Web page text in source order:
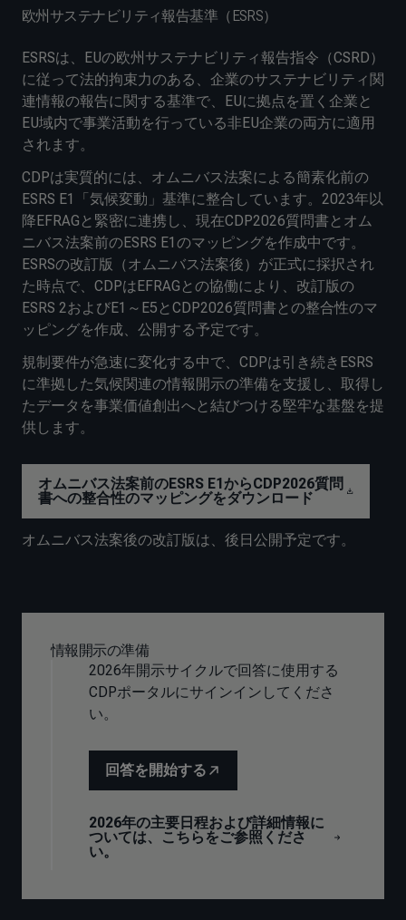
欧州サステナビリティ報告基準（ESRS）
ESRSは、EUの欧州サステナビリティ報告指令（CSRD）
に従って法的拘束力のある、企業のサステナビリティ関
連情報の報告に関する基準で、EUに拠点を置く企業と
EU域内で事業活動を行っている非EU企業の両方に適用
されます。
CDPは実質的には、オムニバス法案による簡素化前の
ESRS E1「気候変動」基準に整合しています。2023年以
降EFRAGと緊密に連携し、現在CDP2026質問書とオム
ニバス法案前のESRS E1のマッピングを作成中です。
ESRSの改訂版（オムニバス法案後）が正式に採択され
た時点で、CDPはEFRAGとの協働により、改訂版の
ESRS 2およびE1～E5とCDP2026質問書との整合性のマ
ッピングを作成、公開する予定です。
規制要件が急速に変化する中で、CDPは引き続きESRS
に準拠した気候関連の情報開示の準備を支援し、取得し
たデータを事業価値創出へと結びつける堅牢な基盤を提
供します。
オムニバス法案前のESRS E1からCDP2026質問
書への整合性のマッピングをダウンロード
オムニバス法案後の改訂版は、後日公開予定です。
情報開示の準備
2026年開示サイクルで回答に使用する
CDPポータルにサインインしてくださ
い。
回答を開始する
2026年の主要日程および詳細情報に
ついては、こちらをご参照くださ
い。